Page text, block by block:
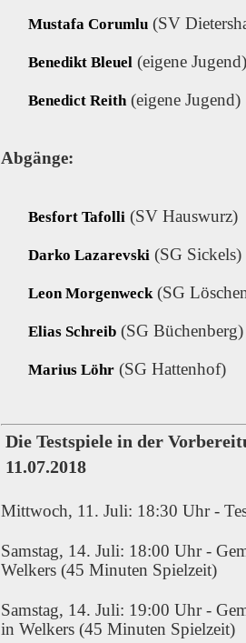
Mustafa Corumlu (SV
Benedikt Bleuel (eigene Jugend)
Benedict Reith(eigene Jugend)
Abgänge:
Besfort Tafolli (SV Hauswurz)
Darko Lazarevski (SG Sickels)
Leon Morgenweck(SG
Elias Schreib (SG Büchenberg)
Marius Löhr (SG Hattenhof)
Die Testspiele in der
11.07.2018
Mittwoch, 11. Juli: 18:30 Uhr -
Samstag, 14. Juli: 18:00 Uhr -
Welkers (45 Minuten Spielzeit)
Samstag, 14. Juli: 19:00 Uhr -
in Welkers (45 Minuten Spielzeit)